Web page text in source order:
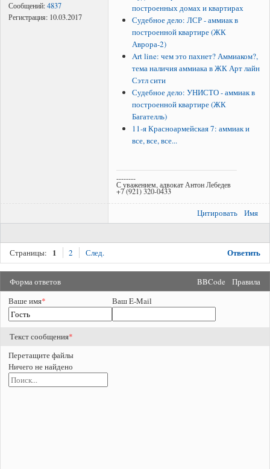
Сообщений:4837
Регистрация: 10.03.2017
построенных домах и квартирах
Судебное дело: ЛСР - аммиак в
построенной квартире (ЖК
Аврора-2)
Art line: чем это пахнет? Аммиаком?,
тема наличия аммиака в ЖК Арт лайн
Сэтл сити
Судебное дело: УНИСТО - аммиак в
построенной квартире (ЖК
Багателль)
11-я Красноармейская 7: аммиак и
все, все, все...
--------
С уважением, адвокат Антон Лебедев
+7 (921) 320-0433
Цитировать Имя
Страницы: 1 2 След. Ответить
BBCode Правила
Форма ответов
Ваше имя* Ваш E-Mail
Текст сообщения*
Перетащите файлы
Ничего не найдено